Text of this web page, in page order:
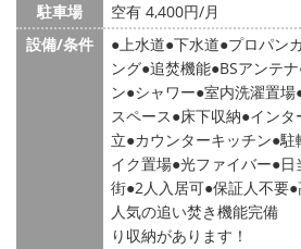
駐車場
空有 4,400円/月
設備/条件
上水道 下水道 プロパン
ング 追焚機能 BSアンテナ
ン シャワー 室内洗濯置場
スペース 床下収納 インタ
立 カウンターキッチン 駐
イク置場 光ファイバー 日
街 2人入居可 保証人不要
人気の追い焚き機能完
り収納があります！